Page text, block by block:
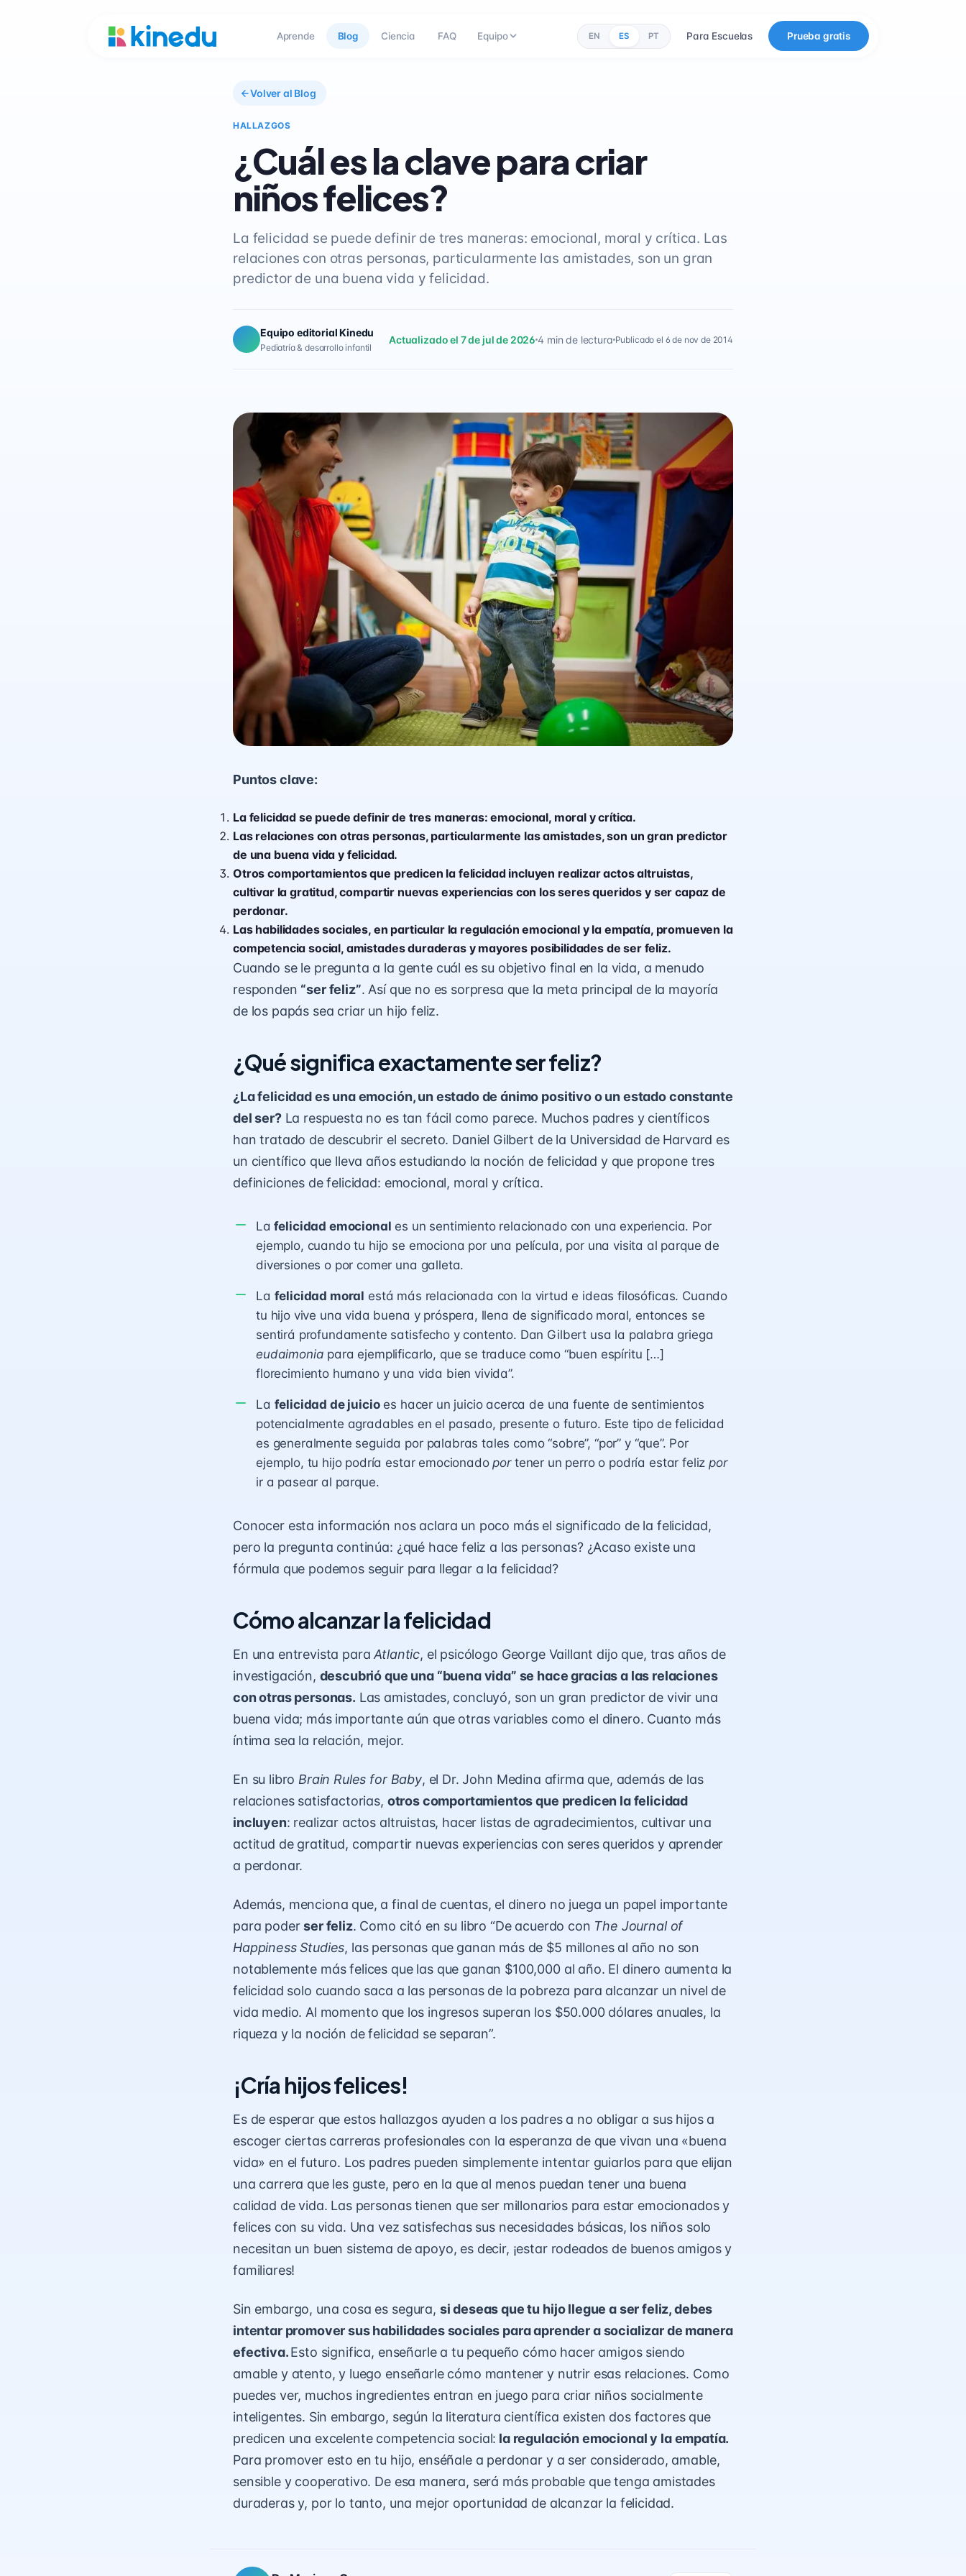
Aprende Blog Ciencia FAQ Equipo EN ES PT Para Escuelas Prueba gratis
Volver al Blog
HALLAZGOS
¿Cuál es la clave para criar
niños felices?
La felicidad se puede definir de tres maneras: emocional, moral y crítica. Las
relaciones con otras personas, particularmente las amistades, son un gran
predictor de una buena vida y felicidad.
Equipo editorial Kinedu
Pediatría & desarrollo infantil
Actualizado el 7 de jul de 20264 min de lectura Publicado el 6 de nov de 2014
Puntos clave:
La felicidad se puede definir de tres maneras: emocional, moral y crítica.
Las relaciones con otras personas, particularmente las amistades, son un gran predictor
de una buena vida y felicidad.
Otros comportamientos que predicen la felicidad incluyen realizar actos altruistas,
cultivar la gratitud, compartir nuevas experiencias con los seres queridos y ser capaz de
perdonar.
Las habilidades sociales, en particular la regulación emocional y la empatía, promueven la
competencia social, amistades duraderas y mayores posibilidades de ser feliz.
Cuando se le pregunta a la gente cuál es su objetivo final en la vida, a menudo
responden “ser feliz”. Así que no es sorpresa que la meta principal de la mayoría
de los papás sea criar un hijo feliz.
¿Qué significa exactamente ser feliz?
¿La felicidad es una emoción, un estado de ánimo positivo o un estado constante
del ser?La respuesta no es tan fácil como parece. Muchos padres y científicos
han tratado de descubrir el secreto. Daniel Gilbert de la Universidad de Harvard es
un científico que lleva años estudiando la noción de felicidad y que propone tres
definiciones de felicidad: emocional, moral y crítica.
La felicidad emocional es un sentimiento relacionado con una experiencia. Por
ejemplo, cuando tu hijo se emociona por una película, por una visita al parque de
diversiones o por comer una galleta.
La felicidad moral está más relacionada con la virtud e ideas filosóficas. Cuando
tu hijo vive una vida buena y próspera, llena de significado moral, entonces se
sentirá profundamente satisfecho y contento. Dan Gilbert usa la palabra griega
eudaimonia para ejemplificarlo, que se traduce como “buen espíritu […]
florecimiento humano y una vida bien vivida”.
La felicidad de juicioes hacer un juicio acerca de una fuente de sentimientos
potencialmente agradables en el pasado, presente o futuro. Este tipo de felicidad
es generalmente seguida por palabras tales como “sobre”, “por” y “que”. Por
ejemplo, tu hijo podría estar emocionadoportener un perro o podría estar felizpor
ir a pasear al parque.
Conocer esta información nos aclara un poco más el significado de la felicidad,
pero la pregunta continúa: ¿qué hace feliz a las personas? ¿Acaso existe una
fórmula que podemos seguir para llegar a la felicidad?
Cómo alcanzar la felicidad
En una entrevista paraAtlantic, el psicólogo George Vaillant dijo que, tras años de
investigación, descubrió que una “buena vida” se hace gracias a las relaciones
con otras personas. Las amistades, concluyó, son un gran predictor de vivir una
buena vida; más importante aún que otras variables como el dinero. Cuanto más
íntima sea la relación, mejor.
En su libroBrain Rules for Baby, el Dr. John Medina afirma que, además de las
relaciones satisfactorias, otros comportamientos que predicen la felicidad
incluyen: realizar actos altruistas, hacer listas de agradecimientos, cultivar una
actitud de gratitud, compartir nuevas experiencias con seres queridos y aprender
a perdonar.
Además, menciona que, a final de cuentas, el dinero no juega un papel importante
para poderser feliz. Como citó en su libro “De acuerdo con The Journal of
Happiness Studies, las personas que ganan más de $5 millones al año no son
notablemente más felices que las que ganan $100,000 al año. El dinero aumenta la
felicidad solo cuando saca a las personas de la pobreza para alcanzar un nivel de
vida medio. Al momento que los ingresos superan los $50.000 dólares anuales, la
riqueza y la noción de felicidad se separan”.
¡Cría hijos felices!
Es de esperar que estos hallazgos ayuden a los padres a no obligar a sus hijos a
escoger ciertas carreras profesionales con la esperanza de que vivan una «buena
vida» en el futuro. Los padres pueden simplemente intentar guiarlos para que elijan
una carrera que les guste, pero en la que al menos puedan tener una buena
calidad de vida. Las personas tienen que ser millonarios para estar emocionados y
felices con su vida. Una vez satisfechas sus necesidades básicas, los niños solo
necesitan un buen sistema de apoyo, es decir, ¡estar rodeados de buenos amigos y
familiares!
Sin embargo, una cosa es segura, si deseas que tu hijo llegue a ser feliz, debes
intentar promover sushabilidades sociales para aprender a socializar de manera
efectiva.Esto significa, enseñarle a tu pequeño cómo hacer amigos siendo
amable y atento, y luego enseñarle cómo mantener y nutrir esas relaciones. Como
puedes ver, muchos ingredientes entran en juego para criar niños socialmente
inteligentes. Sin embargo, según la literatura científica existen dos factores que
predicen una excelente competencia social: la regulación emocionaly la empatía.
Para promover esto en tu hijo, enséñale a perdonar y a ser considerado, amable,
sensible y cooperativo. De esa manera, será más probable que tenga amistades
duraderas y, por lo tanto, una mejor oportunidad de alcanzar la felicidad.